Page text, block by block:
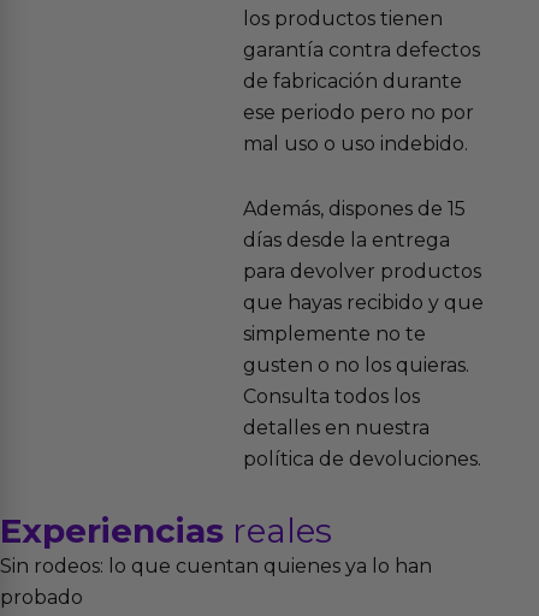
los productos tienen
garantía contra defectos
de fabricación durante
ese periodo pero no por
mal uso o uso indebido.
Además, dispones de 15
días desde la entrega
para devolver productos
que hayas recibido y que
simplemente no te
gusten o no los quieras.
Consulta todos los
detalles en nuestra
política de devoluciones.
Experiencias reales
Sin rodeos: lo que cuentan quienes ya lo han
probado